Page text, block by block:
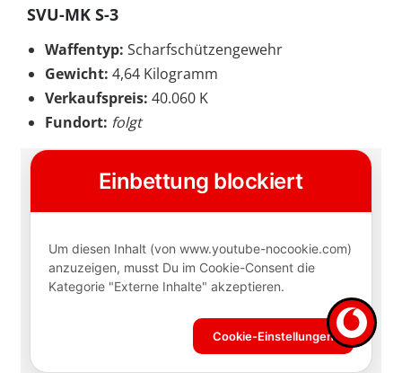
SVU-MK S-3
Waffentyp: Scharfschützengewehr
Gewicht: 4,64 Kilogramm
Verkaufspreis: 40.060 K
Fundort: folgt